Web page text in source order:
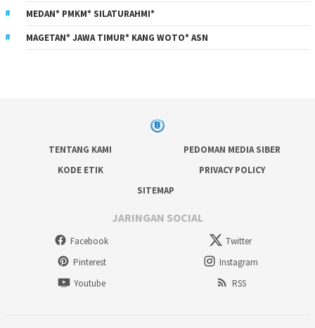
MEDAN* PMKM* SILATURAHMI*
MAGETAN* JAWA TIMUR* KANG WOTO* ASN
TENTANG KAMI
PEDOMAN MEDIA SIBER
KODE ETIK
PRIVACY POLICY
SITEMAP
JARINGAN SOCIAL
Facebook
Twitter
Pinterest
Instagram
Youtube
RSS